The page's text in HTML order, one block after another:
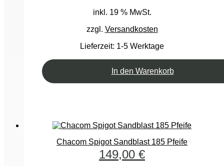
inkl. 19 % MwSt.
zzgl. Versandkosten
Lieferzeit: 1-5 Werktage
In den Warenkorb
Chacom Spigot Sandblast 185 Pfeife
149,00 €